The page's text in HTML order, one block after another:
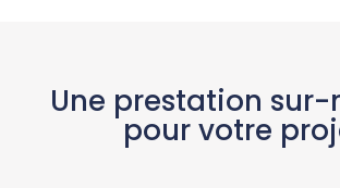
Une prestation sur-
pour votre